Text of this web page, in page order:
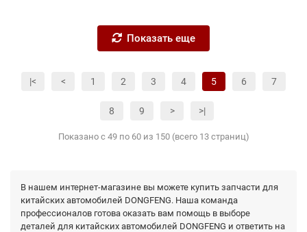
Показать еще
|< < 1 2 3 4 5 6 7
8 9 > >|
Показано с 49 по 60 из 150 (всего 13 страниц)
В нашем интернет-магазине вы можете купить запчасти для
китайских автомобилей DONGFENG. Наша команда
профессионалов готова оказать вам помощь в выборе
деталей для китайских автомобилей DONGFENG и ответить на